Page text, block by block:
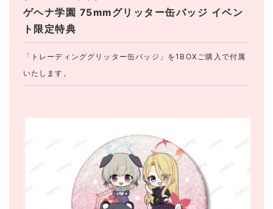
ゲヘナ学園 75mmグリッター缶バッジ イベン
ト限定特典
「トレーディンググリッター缶バッジ」を1BOXご購入で付属
いたします。